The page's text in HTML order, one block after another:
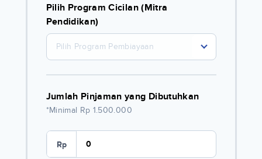
Pilih Program Cicilan (Mitra
Pendidikan)
Pilih Program Pembiayaan
Jumlah Pinjaman yang Dibutuhkan
*Minimal Rp 1.500.000
Rp